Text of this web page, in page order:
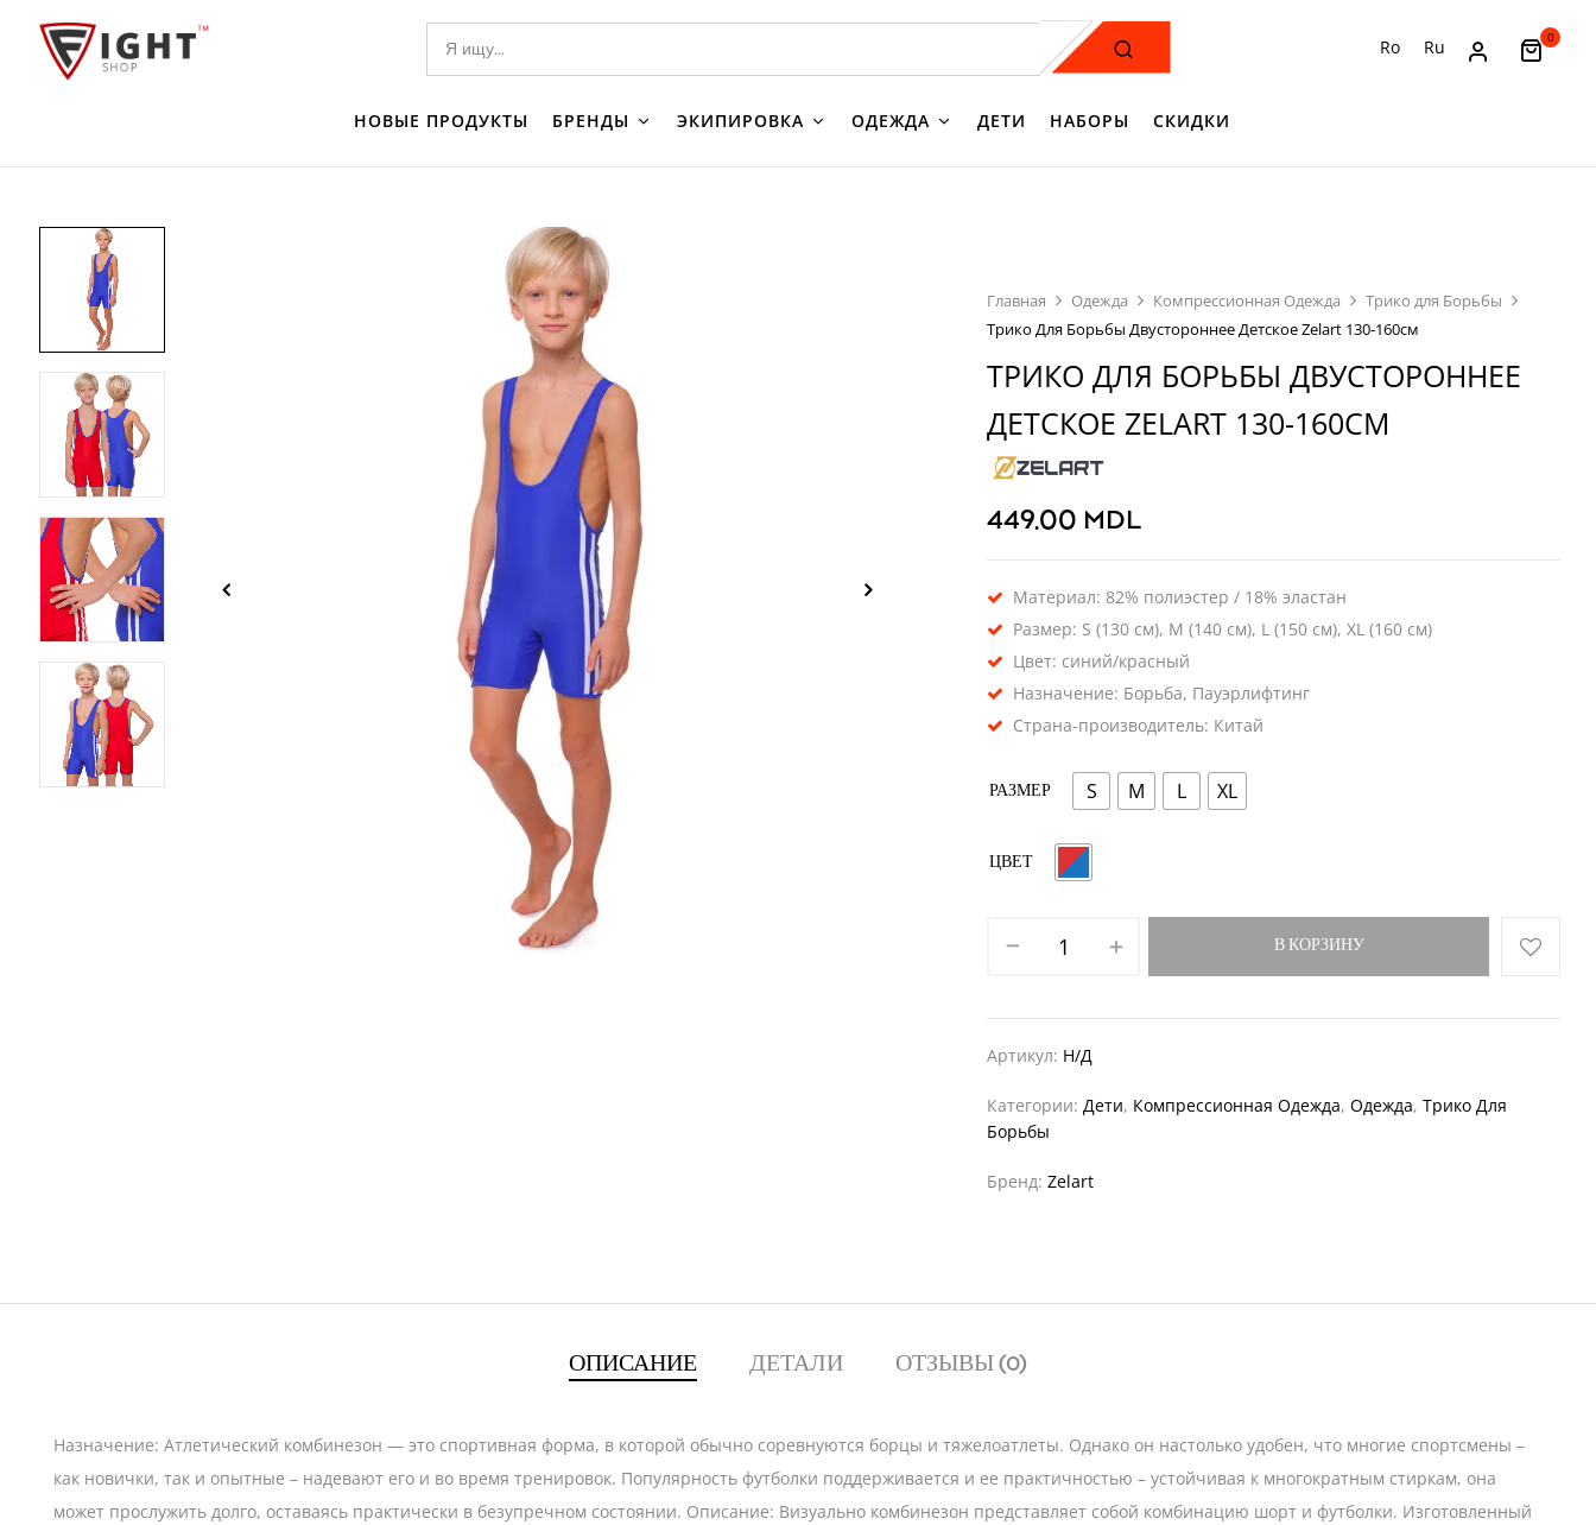
Ro Ru 0
НОВЫЕ ПРОДУКТЫ БРЕНДЫ ЭКИПИРОВКА ОДЕЖДА ДЕТИ НАБОРЫ СКИДКИ
Главная Одежда Компрессионная Одежда
Трико для Борьбы
Трико Для Борьбы Двустороннее Детское Zelart 130-160см
ТРИКО ДЛЯ БОРЬБЫ ДВУСТОРОННЕЕ
ДЕТСКОЕ ZELART 130-160СМ
449.00 MDL
Материал: 82% полиэстер / 18% эластан
Размер: S (130 см), M (140 см), L (150 см), XL (160 см)
Цвет: синий/красный
Назначение: Борьба, Пауэрлифтинг
Страна-производитель: Китай
РАЗМЕР S M L XL
ЦВЕТ
В КОРЗИНУ
Артикул: Н/Д
Категории: Дети, Компрессионная Одежда,Одежда,Трико Для
Борьбы
Бренд:Zelart
ОПИСАНИЕ ДЕТАЛИ ОТЗЫВЫ (0)
Назначение: Атлетический комбинезон — это спортивная форма, в которой обычно соревнуются борцы и тяжелоатлеты. Однако он настолько удобен, что многие спортсмены –
как новички, так и опытные – надевают его и во время тренировок. Популярность футболки поддерживается и ее практичностью – устойчивая к многократным стиркам, она
может прослужить долго, оставаясь практически в безупречном состоянии. Описание: Визуально комбинезон представляет собой комбинацию шорт и футболки. Изготовленный